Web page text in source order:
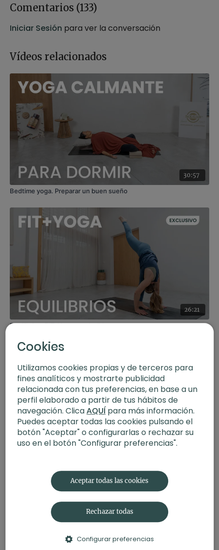
Profesor: Judith Secanell
: 33 minutos
Nivel : intermedio
: 3 (activa)
Enfoque: torsiones
Fecha: 6 de septiembre 2025
Contenido relacionado:FIT+Yoga | Twist - Torsiones
Comentarios (133)
Iniciar Sesión para ver la conversación
Vídeos relacionados
30:57
Bedtime yoga. Preparar un buen sueño
26:21
Equilibrios. FIT+Yoga con Judith
Cookies
Utilizamos cookies propias y de terceros para
fines analíticos y mostrarte publicidad
relacionada con tus preferencias, en base a un
perfil elaborado a partir de tus hábitos de
navegación. ClicaAQUÍpara más información.
Puedes aceptar todas las cookies pulsando el
botón "Aceptar" o configurarlas o rechazar su
uso en el botón "Configurar preferencias".
Aceptar todas las cookies
Rechazar todas
Configurar preferencias